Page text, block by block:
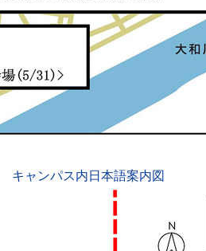
キャンパス内日本語案内図